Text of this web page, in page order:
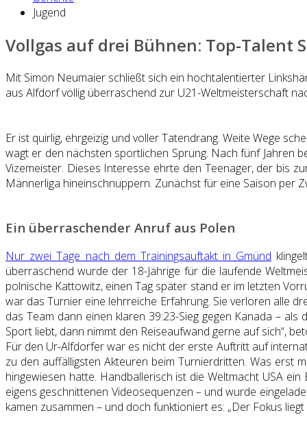
Jugend
Vollgas auf drei Bühnen: Top-Talent
Mit Simon Neumaier schließt sich ein hochtalentierter
aus Alfdorf völlig überraschend zur U21-Weltmeisterschaft
Er ist quirlig, ehrgeizig und voller Tatendrang. Weite Wege
wagt er den nächsten sportlichen Sprung. Nach fünf Jahren
Vizemeister. Dieses Interesse ehrte den Teenager, der bis
Männerliga hineinschnuppern. Zunächst für eine Saison per
Ein überraschender Anruf aus Polen
Nur zwei Tage nach dem Trainingsauftakt in Gmünd
überraschend wurde der 18-Jährige für die laufende
polnische Kattowitz, einen Tag später stand er im letzten
war das Turnier eine lehrreiche Erfahrung. Sie verloren alle
das Team dann einen klaren 39:23-Sieg gegen Kanada –
Sport liebt, dann nimmt den Reiseaufwand gerne auf sich“,
Für den Ur-Alfdorfer war es nicht der erste Auftritt auf
zu den auffälligsten Akteuren beim Turnierdritten. Was erst
hingewiesen hatte. Handballerisch ist die Weltmacht USA
eigens geschnittenen Videosequenzen – und wurde
kamen zusammen – und doch funktioniert es: „Der Fokus